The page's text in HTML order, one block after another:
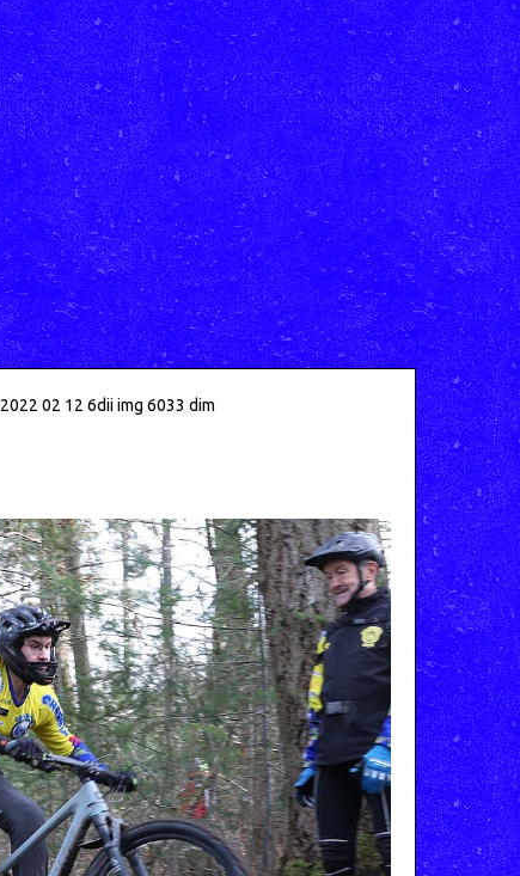
2022 02 12 6dii img 6033 dim